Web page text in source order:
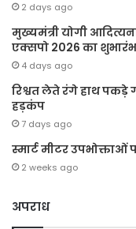
2 days ago
मुख्यमंत्री योगी
एक्सपो 2026 का शुभारंभ
4 days ago
रिश्वत लेते रंगे हाथ
हड़कंप
7 days ago
स्मार्ट मीटर उपभोक्ताओं
2 weeks ago
अपराध